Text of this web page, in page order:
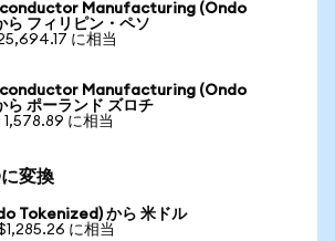
Manufacturing (Ondo
フィリピン・ペソ
に相当
Manufacturing (Ondo
ポーランド ズロチ
1,578.89 に相当
変換
Tokenized) から 米ドル
に相当